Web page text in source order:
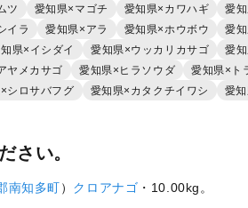
ツ 愛知県×マゴチ 愛知県×カワハギ 愛
イラ 愛知県×アラ 愛知県×ホウボウ 愛
県×イシダイ 愛知県×ウッカリカサゴ 愛
ヤメカサゴ 愛知県×ヒラソウダ 愛知県×ト
シロサバフグ 愛知県×カタクチイワシ 愛
さい。
南知多町） クロアナゴ ・10.00kg。